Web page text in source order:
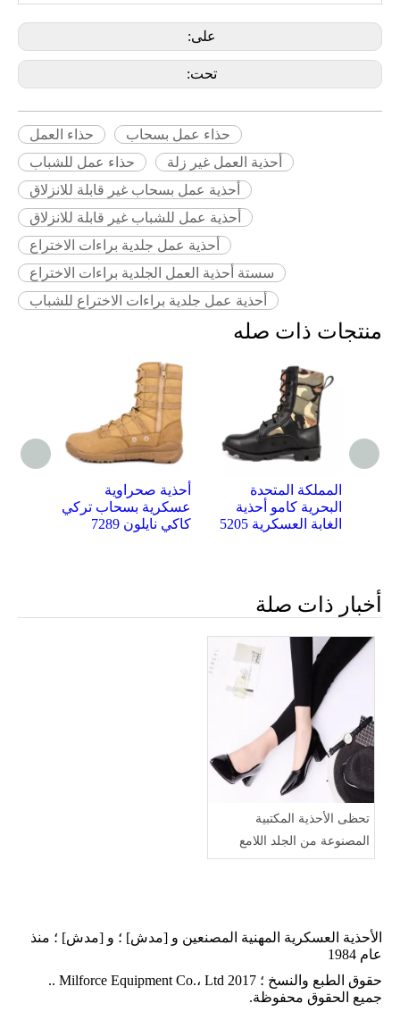
على:
تحت:
حذاء العمل
حذاء عمل بسحاب
حذاء عمل للشباب
أحذية العمل غير زلة
أحذية عمل بسحاب غير قابلة للانزلاق
أحذية عمل للشباب غير قابلة للانزلاق
أحذية عمل جلدية براءات الاختراع
سستة أحذية العمل الجلدية براءات الاختراع
أحذية عمل جلدية براءات الاختراع للشباب
منتجات ذات صله
المملكة المتحدة
البحرية كامو أحذية
الغابة العسكرية 5205
أحذية عسكرية معزولة
من جلد الغاب الماليزي
62103
أخبار ذات صلة
تحظى الأحذية المكتبية
المصنوعة من الجلد اللامع
للسيدات بشعبية كبيرة
الأحذية العسكرية المهنية المصنعين و [مدش] ؛ و [مدش] ؛ منذ
عام 1984
حقوق الطبع والنسخ ؛ 2017 Milforce Equipment Co.، Ltd ..
جميع الحقوق محفوظة.